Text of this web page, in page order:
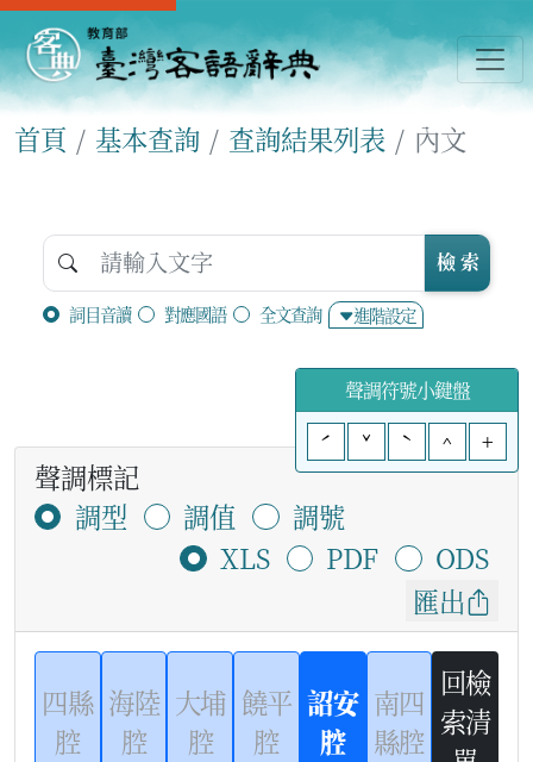
首頁 基本查詢 查詢結果列表 內文
詞目音讀 對應國語 全文查詢 進階設定
檢 索
聲調符號小鍵盤
ˊ
ˇ ˋ ^ +
聲調標記
調型
調值
調號
XLS
PDF
ODS
匯出
四縣
腔
海陸
腔
大埔
腔
饒平
腔
詔安
腔
南四
縣腔
回檢
索清